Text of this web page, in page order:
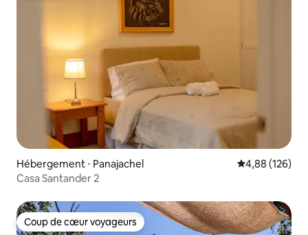
Hébergement ⋅ Panajachel Évaluation
4,88 (126)
Casa Santander 2
Coup de cœur voyageurs
Coup de cœur voyageurs